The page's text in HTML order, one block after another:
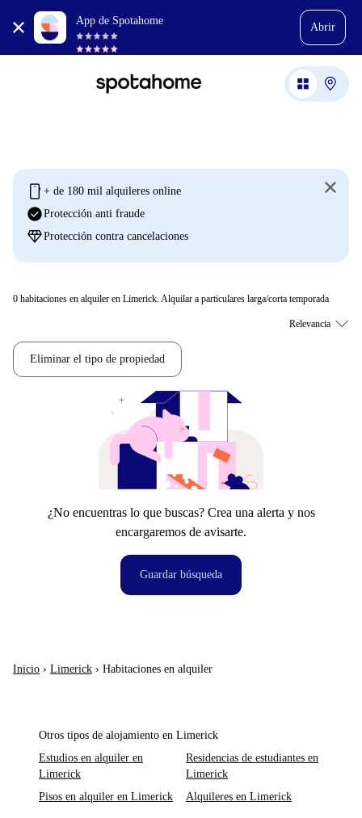
App de Spotahome
Abrir
mobile + de 180 mil alquileres online
check_circleProtección anti fraude
diamondProtección contra cancelaciones
0 habitaciones en alquiler en Limerick. Alquilar a particulares larga/corta temporada
Eliminar el tipo de propiedad
¿No encuentras lo que buscas? Crea una alerta y nos
encargaremos de avisarte.
Guardar búsqueda
Inicio › Limerick › Habitaciones en alquiler
Otros tipos de alojamiento en Limerick
Estudios en alquiler en
Limerick
Residencias de estudiantes en
Limerick
Pisos en alquiler en Limerick
Alquileres en Limerick